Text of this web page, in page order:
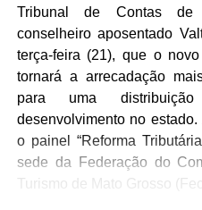
Tribunal de Contas de
conselheiro aposentado
terça-feira (21), que o
tornará a arrecadação
para uma
desenvolvimento no
o painel “Reforma
sede da Federação do
Turismo de Mato Grosso